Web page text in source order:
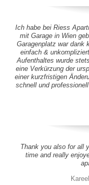
Ich habe bei Riess
mit Garage in Wien
Garagenplatz war dank
einfach &
Aufenthaltes wurde
eine Verkürzung der
einer kurzfristigen
schnell und
Thank you also for all
time and really